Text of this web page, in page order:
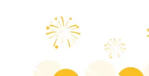
Einkaufserlebnis zu ermöglichen.